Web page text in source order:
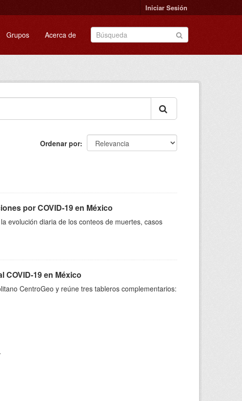
Iniciar Sesión
Grupos Acerca de
Ordenar por
por COVID-19 en México
evolución diaria de los conteos de muertes, casos
COVID-19 en México
CentroGeo y reúne tres tableros complementarios: